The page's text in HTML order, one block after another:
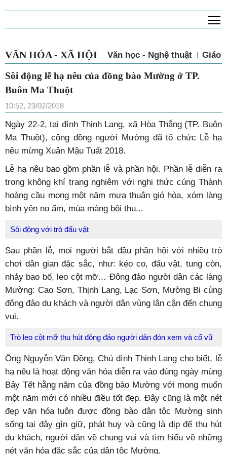
VĂN HÓA - XÃ HỘI Văn học - Nghệ thuật Giáo
Sôi động lễ hạ nêu của đồng bào Mường ở TP.
Buôn Ma Thuột
10:52, 23/02/2018
Ngày 22-2, tại đình Thịnh Lang, xã Hòa Thắng (TP. Buôn
Ma Thuột), cộng đồng người Mường đã tổ chức Lễ hạ
nêu mừng Xuân Mậu Tuất 2018.
Lễ hạ nêu bao gồm phần lễ và phần hội. Phần lễ diễn ra
trong không khí trang nghiêm với nghi thức cúng Thành
hoàng cầu mong một năm mưa thuận gió hòa, xóm làng
bình yên no ấm, mùa màng bội thu...
Sôi động với trò đấu vật
Sau phần lễ, mọi người bắt đầu phần hội với nhiều trò
chơi dân gian đặc sắc, như: kéo co, đấu vật, tung còn,
nhảy bao bố, leo cột mỡ… Đông đảo người dân các làng
Mường: Cao Sơn, Thịnh Lang, Lạc Sơn, Mường Bi cùng
đông đảo du khách và người dân vùng lân cận đến chung
vui.
Trò leo cột mỡ thu hút đông đảo người dân đón xem và cổ vũ
Ông Nguyễn Văn Đồng, Chủ đình Thịnh Lang cho biết, lễ
hạ nêu là hoạt động văn hóa diễn ra vào đúng ngày mùng
Bảy Tết hằng năm của đồng bào Mường với mong muốn
một năm mới có nhiều điều tốt đẹp. Đây cũng là một nét
đẹp văn hóa luôn được đồng bào dân tộc Mường sinh
sống tại đây gìn giữ, phát huy và cũng là dịp để thu hút
du khách, người dân về chung vui và tìm hiểu về những
nét văn hóa đặc sắc của dân tộc Mường.